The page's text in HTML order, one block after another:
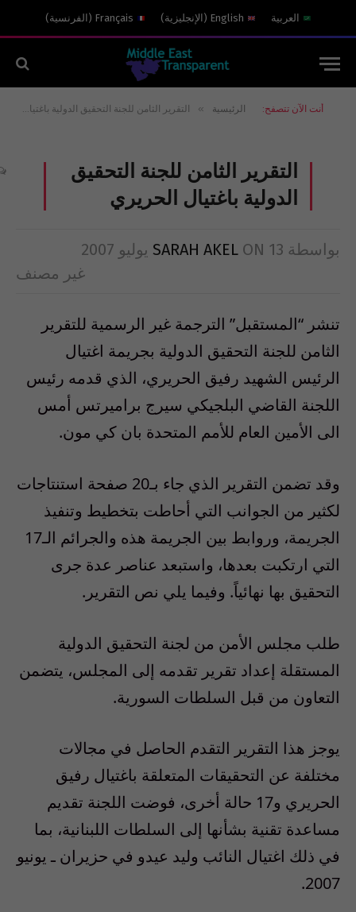
العربية English
( الإنجليزية)
Français
( الفرنسية)
أنت الآن تتصفح: الرئيسية » التقرير الثامن للجنة التحقيق الدولية باغتيال الحريري
التقرير الثامن للجنة التحقيق
الدولية باغتيال الحريري
بواسطة SARAH AKEL ON 13 يوليو 2007
غير مصنف
تنشر “المستقبل” الترجمة غير الرسمية للتقرير
الثامن للجنة التحقيق الدولية بجريمة اغتيال
الرئيس الشهيد رفيق الحريري، الذي قدمه رئيس
اللجنة القاضي البلجيكي سيرج براميرتس أمس
الى الأمين العام للأمم المتحدة بان كي مون.
وقد تضمن التقرير الذي جاء بـ20 صفحة استنتاجات
لكثير من الجوانب التي أحاطت بتخطيط وتنفيذ
الجريمة، وروابط بين الجريمة هذه والجرائم الـ17
التي ارتكبت بعدها، واستبعد عناصر عدة جرى
التحقيق بها نهائياً. وفيما يلي نص التقرير.
طلب مجلس الأمن من لجنة التحقيق الدولية
المستقلة إعداد تقرير تقدمه إلى المجلس، يتضمن
التعاون من قبل السلطات السورية.
يوجز هذا التقرير التقدم الحاصل في مجالات
مختلفة عن التحقيقات المتعلقة باغتيال رفيق
الحريري و17 حالة أخرى، فوضت اللجنة تقديم
مساعدة تقنية بشأنها إلى السلطات اللبنانية، بما
في ذلك اغتيال النائب وليد عيدو في حزيران ـ يونيو
2007.